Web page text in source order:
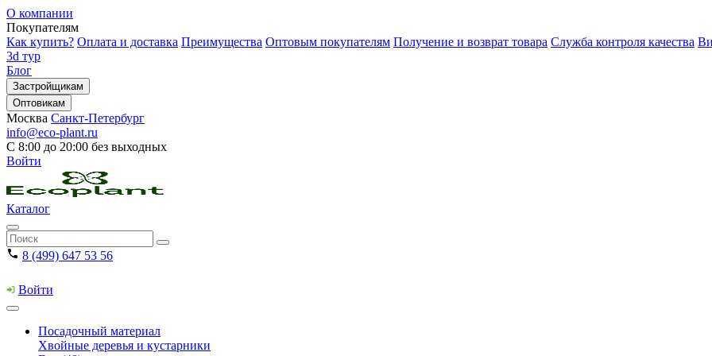
О компании
Покупателям
Как купить? Оплата и доставка Преимущества Оптовым покупателям Получение и возврат товара Служба контроля качества
3d тур
Блог
Застройщикам
Оптовикам
Москва Санкт-Петербург
info@eco-plant.ru
С 8:00 до 20:00 без выходных
Войти
Каталог
8 (499) 647 53 56
Войти
Посадочный материал
Хвойные деревья и кустарники